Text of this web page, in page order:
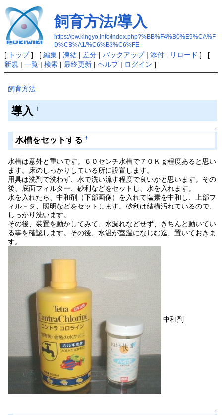
飼育方法/導入
https://pw.kingyo.info/index.php?%BB%F4%B0%E9%CA%F
D%CB%A1/%C6%B3%C6%FE
[ トップ] [ 編集| 凍結| 差分| バックアップ| 添付| リロード ] [
新規 | 一覧| 検索| 最終更新| ヘルプ| ログイン ]
飼育方法
導入 †
↑
水槽をセットする†
水槽は意外と重いです。６０センチ水槽で７０Ｋｇ程度あると思い
ます。床のしっかりしている所に設置します。
用具は洗剤で洗わず、水で洗い流す程度で良いかと思います。その
後、底面フィルター、砂利などをセットし、水を入れます。
水を入れたら、中和剤（下部画像）を入れて塩素を中和し、上部フ
ィル－タ、照明などをセットします。砂利は結構汚れているので、
しっかり洗います。
その後、装置を動かしてみて、水漏れなどせず、きちんと動いてい
る事を確認します。その後、水温が室温になじむ迄、置いておきま
す。
中和剤
↑